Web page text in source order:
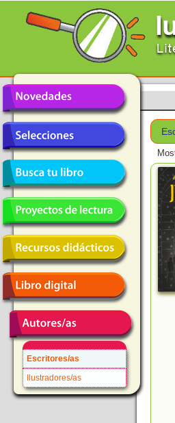
Escritores/as
Ilustradores/as